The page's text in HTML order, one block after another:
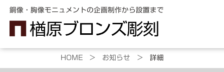
銅像・胸像モニュメントの企画制作から設置まで
HOME > お知らせ >詳細